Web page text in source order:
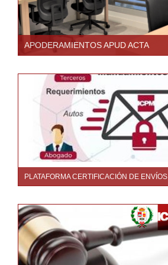
APODERAMIENTOS APUD ACTA
PLATAFORMA CERTIFICACIÓN DE ENVÍOS